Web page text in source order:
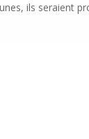
ils seraient